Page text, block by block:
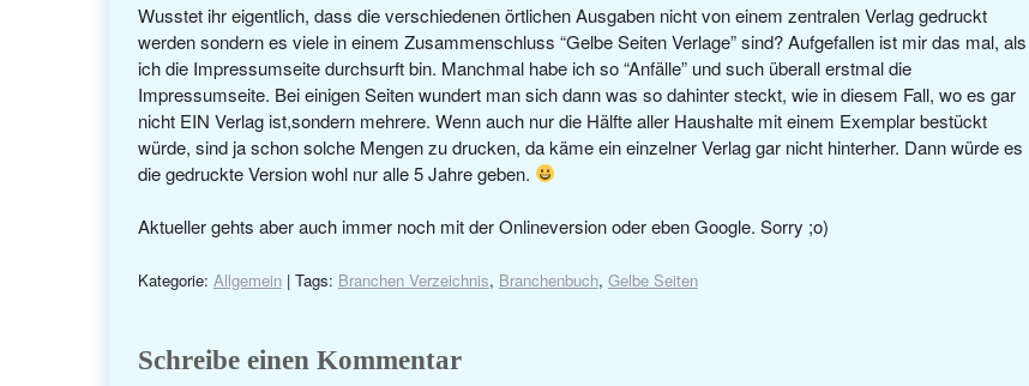
Wusstet ihr eigentlich, dass die verschiedenen örtlichen Ausgaben nicht von einem zentralen Verlag gedruckt
werden sondern es viele in einem Zusammenschluss “Gelbe Seiten Verlage” sind? Aufgefallen ist mir das mal, als
ich die Impressumseite durchsurft bin. Manchmal habe ich so “Anfälle” und such überall erstmal die
Impressumseite. Bei einigen Seiten wundert man sich dann was so dahinter steckt, wie in diesem Fall, wo es gar
nicht EIN Verlag ist,sondern mehrere. Wenn auch nur die Hälfte aller Haushalte mit einem Exemplar bestückt
würde, sind ja schon solche Mengen zu drucken, da käme ein einzelner Verlag gar nicht hinterher. Dann würde es
die gedruckte Version wohl nur alle 5 Jahre geben.
Aktueller gehts aber auch immer noch mit der Onlineversion oder eben Google. Sorry ;o)
Kategorie: Allgemein| Tags: Branchen Verzeichnis, Branchenbuch, Gelbe Seiten
Schreibe einen Kommentar